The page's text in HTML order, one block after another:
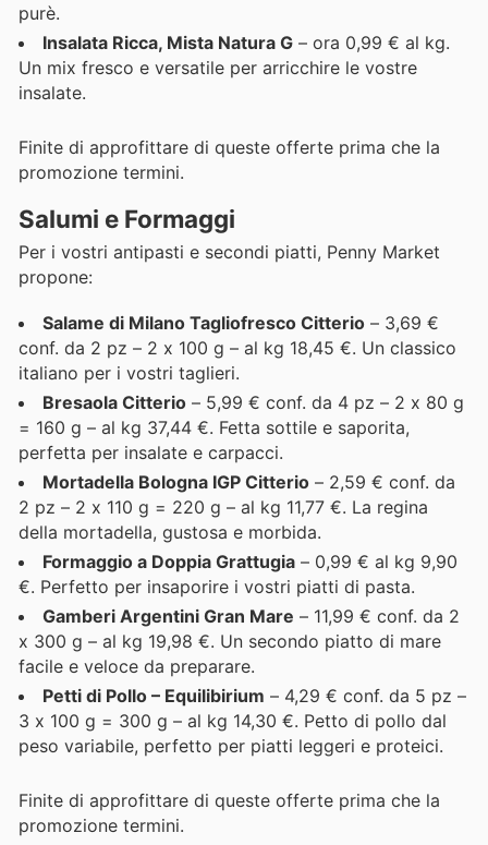
purè.
Insalata Ricca, Mista Natura G – ora 0,99 € al kg.
Un mix fresco e versatile per arricchire le vostre
insalate.
Finite di approfittare di queste offerte prima che la
promozione termini.
Salumi e Formaggi
Per i vostri antipasti e secondi piatti, Penny Market
propone:
Salame di Milano Tagliofresco Citterio – 3,69 €
conf. da 2 pz – 2 x 100 g – al kg 18,45 €. Un classico
italiano per i vostri taglieri.
Bresaola Citterio – 5,99 € conf. da 4 pz – 2 x 80 g
= 160 g – al kg 37,44 €. Fetta sottile e saporita,
perfetta per insalate e carpacci.
Mortadella Bologna IGP Citterio – 2,59 € conf. da
2 pz – 2 x 110 g = 220 g – al kg 11,77 €. La regina
della mortadella, gustosa e morbida.
Formaggio a Doppia Grattugia – 0,99 € al kg 9,90
€. Perfetto per insaporire i vostri piatti di pasta.
Gamberi Argentini Gran Mare – 11,99 € conf. da 2
x 300 g – al kg 19,98 €. Un secondo piatto di mare
facile e veloce da preparare.
Petti di Pollo – Equilibirium – 4,29 € conf. da 5 pz –
3 x 100 g = 300 g – al kg 14,30 €. Petto di pollo dal
peso variabile, perfetto per piatti leggeri e proteici.
Finite di approfittare di queste offerte prima che la
promozione termini.